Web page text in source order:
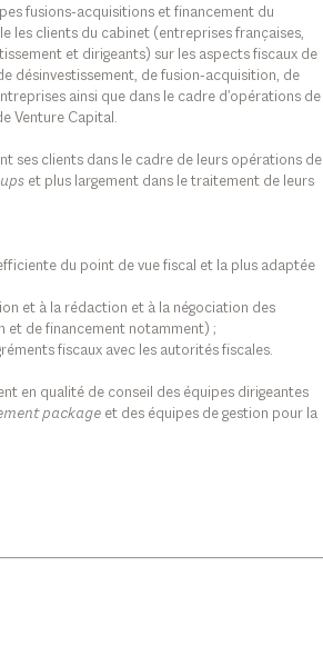
fusions-acquisitions et financement du
les clients du cabinet (entreprises françaises,
et dirigeants) sur les aspects fiscaux de
désinvestissement, de fusion-acquisition, de
ainsi que dans le cadre d’opérations de
Venture Capital.
ses clients dans le cadre de leurs opérations de
et plus largement dans le traitement de leurs
du point de vue fiscal et la plus adaptée
et à la rédaction et à la négociation des
et de financement notamment) ;
fiscaux avec les autorités fiscales.
en qualité de conseil des équipes dirigeantes
packageet des équipes de gestion pour la